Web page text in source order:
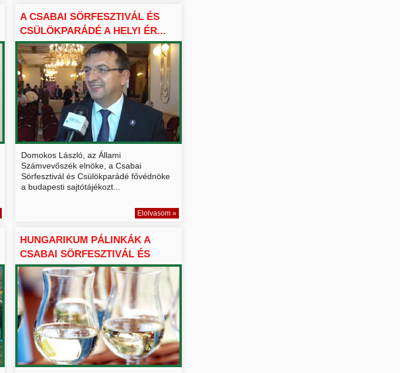
A CSABAI SÖRFESZTIVÁL ÉS
CSÜLÖKPARÁDÉ A HELYI ÉR...
Domokos László, az Állami
Számvevőszék elnöke, a Csabai
Sörfesztivál és Csülökparádé fővédnöke
a budapesti sajtótájékozt...
Elolvasom »
HUNGARIKUM PÁLINKÁK A
CSABAI SÖRFESZTIVÁL ÉS
CSÜ...